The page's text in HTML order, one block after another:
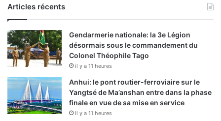
Articles récents
Gendarmerie nationale: la 3e Légion
désormais sous le commandement du
Colonel Théophile Tago
il y a 11 heures
Anhui: le pont routier-ferroviaire sur le
Yangtsé de Ma’anshan entre dans la phase
finale en vue de sa mise en service
il y a 11 heures